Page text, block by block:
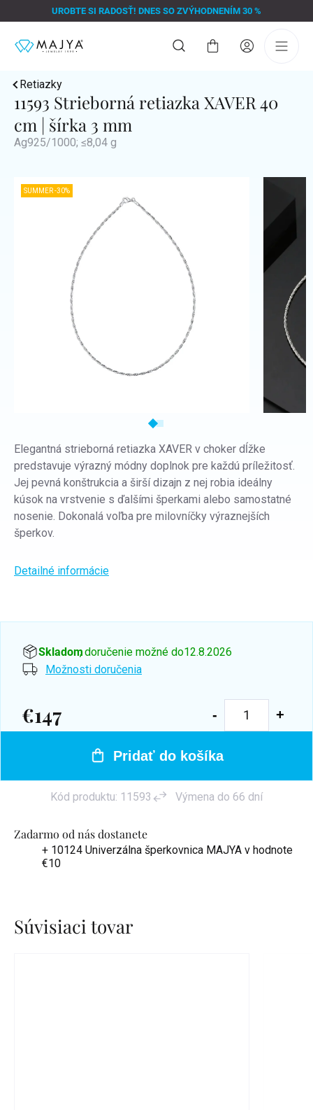
na
UROBTE SI RADOSŤ! DNES SO ZVÝHODNENÍM 30 %
Nákupný
Retiazky
11593 Strieborná retiazka XAVER 40
cm | šírka 3 mm
Ag925/1000; ≤8,04 g
SUMMER -30%
Zadarmo od nás dostanete
+ 10124 Univerzálna šperkovnica MAJYA v hodnote
€10
Elegantná strieborná retiazka XAVER v choker dĺžke
predstavuje výrazný módny doplnok pre každú príležitosť.
Jej pevná konštrukcia a širší dizajn z nej robia ideálny
kúsok na vrstvenie s ďalšími šperkami alebo samostatné
nosenie. Dokonalá voľba pre milovníčky výraznejších
šperkov.
Detailné informácie
Skladom, doručenie možné do12.8.2026
Možnosti doručenia
€147
Jednotková
Pridať do košíka
Kód produktu: 11593 Výmena do 66 dní
Súvisiaci tovar